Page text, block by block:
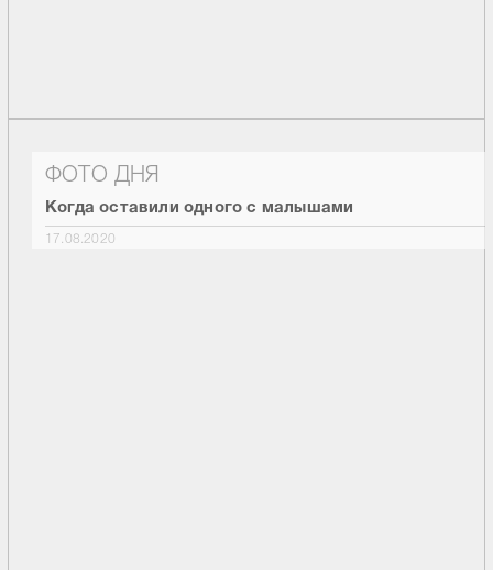
ФОТО ДНЯ
Когда оставили одного с малышами
17.08.2020